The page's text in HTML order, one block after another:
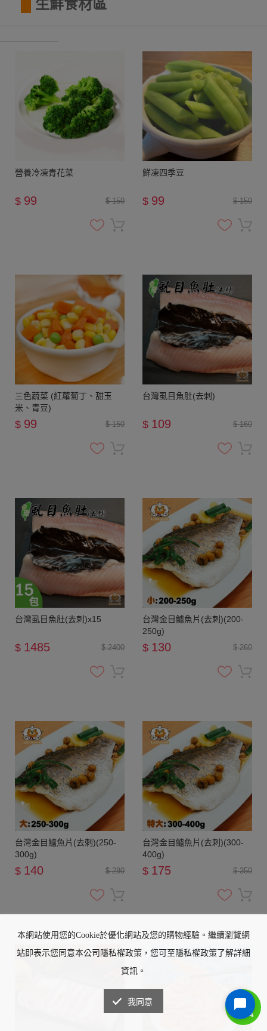
生鮮食材區
營養冷凍青花菜
$ 150
$ 99
鮮凍四季豆
$ 150
$ 99
三色蔬菜 (紅蘿蔔丁、甜玉
米、青豆)
$ 150
$ 99
台灣虱目魚肚(去刺)
$ 160
$ 109
台灣虱目魚肚(去刺)x15
$ 2400
$ 1485
台灣金目鱸魚片(去刺)(200-
250g)
$ 260
$ 130
台灣金目鱸魚片(去刺)(250-
300g)
$ 280
$ 140
台灣金目鱸魚片(去刺)(300-
400g)
$ 350
$ 175
本網站使用您的Cookie於優化網站及您的購物經驗。繼續瀏覽網
站即表示您同意本公司隱私權政策，您可至隱私權政策了解詳細
資訊。
我同意